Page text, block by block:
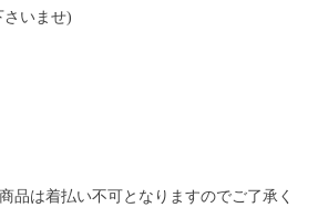
いませ)
品は着払い不可となりますのでご了承く